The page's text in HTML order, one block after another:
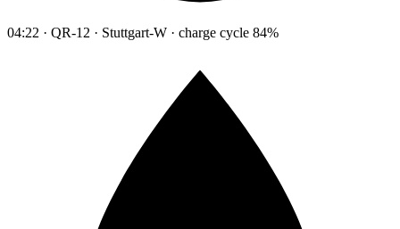
04:22 · QR-12 · Stuttgart-W · charge cycle 84%